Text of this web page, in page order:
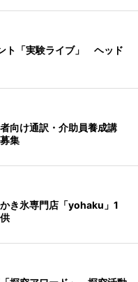
ト「実験ライブ」 ヘッド
向け通訳・介助員養成講
集
き氷専門店「yohaku」1